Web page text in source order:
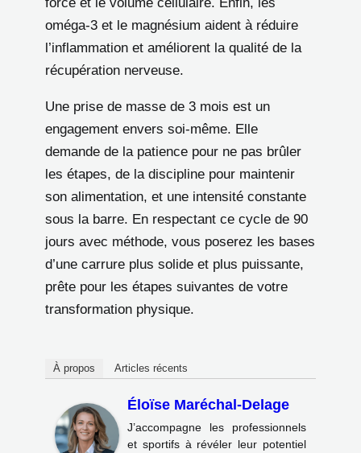
force et le volume cellulaire. Enfin, les
oméga-3 et le magnésium aident à réduire
l’inflammation et améliorent la qualité de la
récupération nerveuse.
Une prise de masse de 3 mois est un
engagement envers soi-même. Elle
demande de la patience pour ne pas brûler
les étapes, de la discipline pour maintenir
son alimentation, et une intensité constante
sous la barre. En respectant ce cycle de 90
jours avec méthode, vous poserez les bases
d’une carrure plus solide et plus puissante,
prête pour les étapes suivantes de votre
transformation physique.
À propos Articles récents
Éloïse Maréchal-Delage
J’accompagne les professionnels
et sportifs à révéler leur potentiel